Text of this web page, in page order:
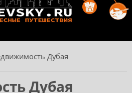
Дубая
Дубая